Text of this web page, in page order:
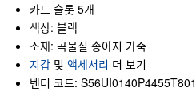
카드 슬롯 5개
색상: 블랙
소재: 곡물질 송아지 가죽
지갑 및 액세서리 더 보기
벤더 코드: